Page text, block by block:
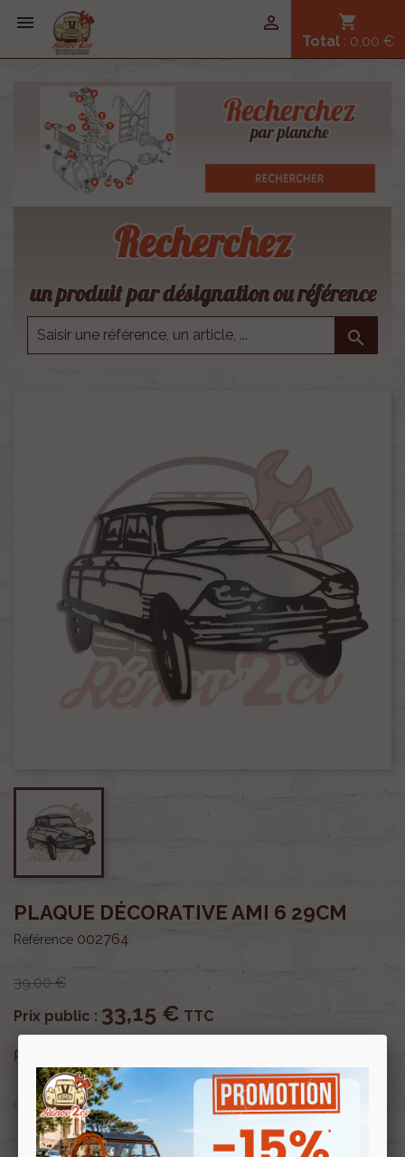
 shopping_cart
Total : 0,00 €

Recherchez
un produit par désignation ou référence

PLAQUE DÉCORATIVE AMI 6 29CM
Référence 002764
39,00 €
Prix public : 33,15 € TTC
Prix club
OU PAYER EN